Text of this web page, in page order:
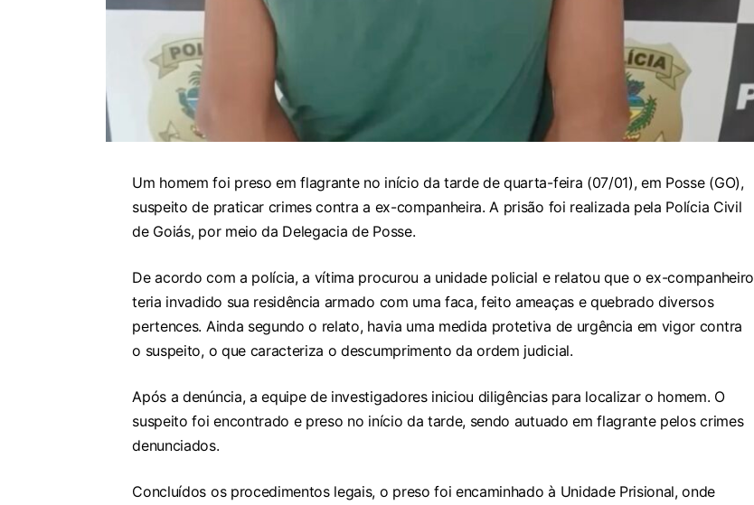
Um homem foi preso em flagrante no início da tarde de quarta-feira (07/01), em Posse (GO),
suspeito de praticar crimes contra a ex-companheira. A prisão foi realizada pela Polícia Civil
de Goiás, por meio da Delegacia de Posse.
De acordo com a polícia, a vítima procurou a unidade policial e relatou que o ex-companheiro
teria invadido sua residência armado com uma faca, feito ameaças e quebrado diversos
pertences. Ainda segundo o relato, havia uma medida protetiva de urgência em vigor contra
o suspeito, o que caracteriza o descumprimento da ordem judicial.
Após a denúncia, a equipe de investigadores iniciou diligências para localizar o homem. O
suspeito foi encontrado e preso no início da tarde, sendo autuado em flagrante pelos crimes
denunciados.
Concluídos os procedimentos legais, o preso foi encaminhado à Unidade Prisional, onde